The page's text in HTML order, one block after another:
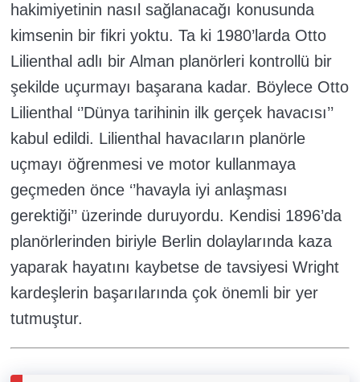
hakimiyetinin nasıl sağlanacağı konusunda
kimsenin bir fikri yoktu. Ta ki 1980’larda Otto
Lilienthal adlı bir Alman planörleri kontrollü bir
şekilde uçurmayı başarana kadar. Böylece Otto
Lilienthal ‘’Dünya tarihinin ilk gerçek havacısı’’
kabul edildi. Lilienthal havacıların planörle
uçmayı öğrenmesi ve motor kullanmaya
geçmeden önce ‘’havayla iyi anlaşması
gerektiği’’ üzerinde duruyordu. Kendisi 1896’da
planörlerinden biriyle Berlin dolaylarında kaza
yaparak hayatını kaybetse de tavsiyesi Wright
kardeşlerin başarılarında çok önemli bir yer
tutmuştur.